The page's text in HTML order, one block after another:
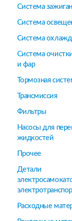
Система
Система
Система
Система
и фар
Тормозная
Трансмиссия
Фильтры
Насосы для
жидкостей
Прочее
Детали
Расходные